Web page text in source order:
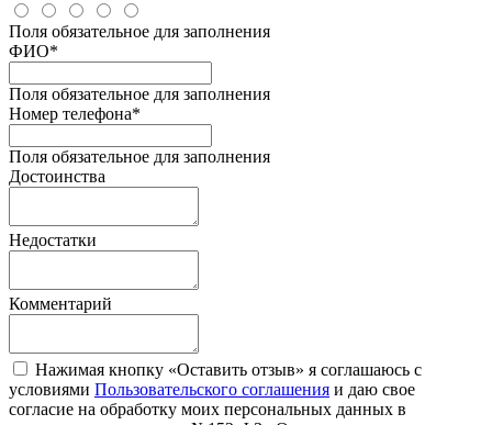
Поля обязательное для заполнения
ФИО*
Поля обязательное для заполнения
Номер телефона*
Поля обязательное для заполнения
Достоинства
Недостатки
Комментарий
Нажимая кнопку «Оставить отзыв» я соглашаюсь с
условиями Пользовательского соглашения и даю свое
согласие на обработку моих персональных данных в